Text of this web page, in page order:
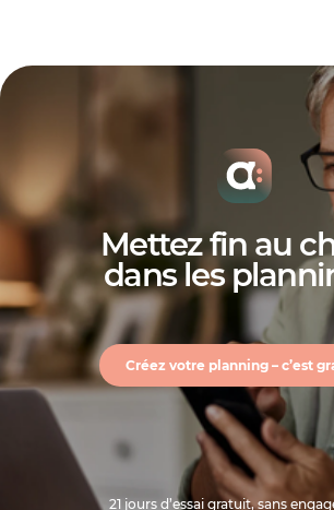
Mettez fin au
dans les
Créez votre planning – c’est
21 jours d’essai gratuit, sans